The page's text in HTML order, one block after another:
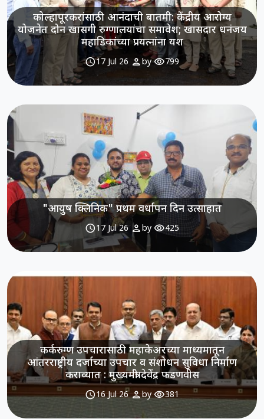
कोल्हापूरकरांसाठी आनंदाची बातमी: केंद्रीय आरोग्य
योजनेत दोन खासगी रुग्णालयांचा समावेश; खासदार धनंजय
महाडिकांच्या प्रयत्नांना यश
schedule17 Jul 26 personby visibility799
"आयुष क्लिनिक" प्रथम वर्धापन दिन उत्साहात
schedule17 Jul 26 personby visibility425
कर्करुग्ण उपचारासाठी महाकेअरच्या माध्यमातून
आंतरराष्ट्रीय दर्जाच्या उपचार व संशोधन सुविधा निर्माण
कराव्यात : मुख्यमंत्री देवेंद्र फडणवीस
schedule16 Jul 26 personby visibility381